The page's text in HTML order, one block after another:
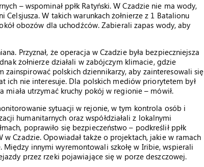
– wspominał ppłk Ratyński. W Czadzie nie ma wody,
W takich warunkach żołnierze z 1 Batalionu
obozów dla uchodźców. Zabierali zapas wody, aby
Przyznał, że operacja w Czadzie była bezpieczniejsza
żołnierze działali w zabójczym klimacie, gdzie
polskich dziennikarzy, aby zainteresowali się
ich nie interesuje. Dla polskich mediów priorytetem był
miała utrzymać kruchy pokój w regionie – mówił.
sytuacji w rejonie, w tym kontrola osób i
humanitarnych oraz współdziałali z lokalnymi
poprawiło się bezpieczeństwo – podkreślił ppłk
w Czadzie. Opowiadał także o projektach, jakie w ramach
innymi wyremontowali szkołę w Iribie, wspierali
przez rzeki pojawiające się w porze deszczowej.